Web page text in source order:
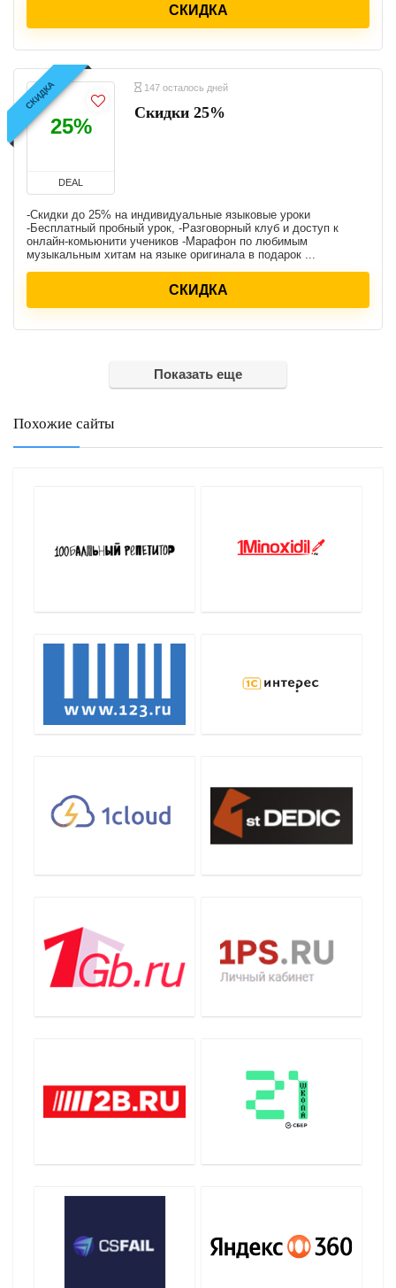
СКИДКА
СКИДКА
25%
DEAL
147 осталось дней
Скидки 25%
-Скидки до 25% на индивидуальные языковые уроки
-Бесплатный пробный урок, -Разговорный клуб и доступ к
онлайн-комьюнити учеников -Марафон по любимым
музыкальным хитам на языке оригинала в подарок ...
СКИДКА
Показать еще
Похожие сайты